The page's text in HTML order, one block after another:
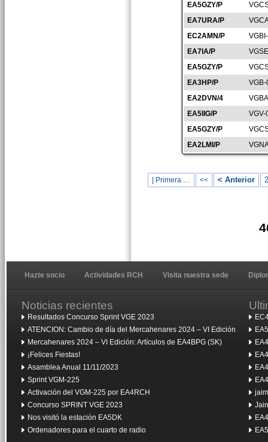
EA5GZY/P
EA7URA/P
EC2AMN/P
EA7IA/P
EA5GZY/P
EA3HP/P
EA2DVN/4
EA5IIG/P
VGV-
EA5GZY/P
EA2LMI/P
| Primera … << < Anterior
Hazte socio Actividades RCH Visita nuestra sede
Noticias recientes
Resultados Concurso Sprint VGE 2023
ATENCION: Cambio de día del Mercahenares 2024 – VI Edición
Mercahenares 2024 – VI Edición: Artículos de EA4BPG (SK)
¡Felices Fiestas!
Asamblea Anual 11/11/2023
Sprint VGM-225
Activación del VGM-225 por EA4RCH
Concurso SPRINT VGE 2023
Nos visitó la estación EA5DK
Ordenadores para el cuarto de radio